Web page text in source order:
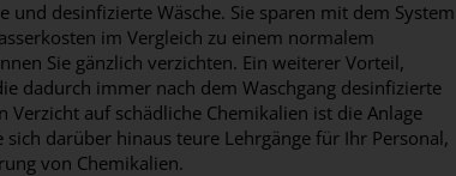
und desinfizierte Wäsche. Sie sparen mit dem System
im Vergleich zu einem normalem
Sie gänzlich verzichten. Ein weiterer Vorteil,
dadurch immer nach dem Waschgang desinfizierte
auf schädliche Chemikalien ist die Anlage
darüber hinaus teure Lehrgänge für Ihr Personal,
von Chemikalien.